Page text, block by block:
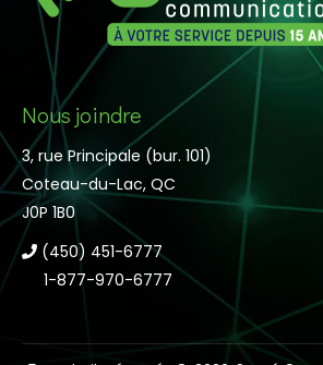
Nous joindre
3, rue Principale (bur. 101)
Coteau-du-Lac, QC
J0P 1B0
(450) 451-6777
1-877-970-6777